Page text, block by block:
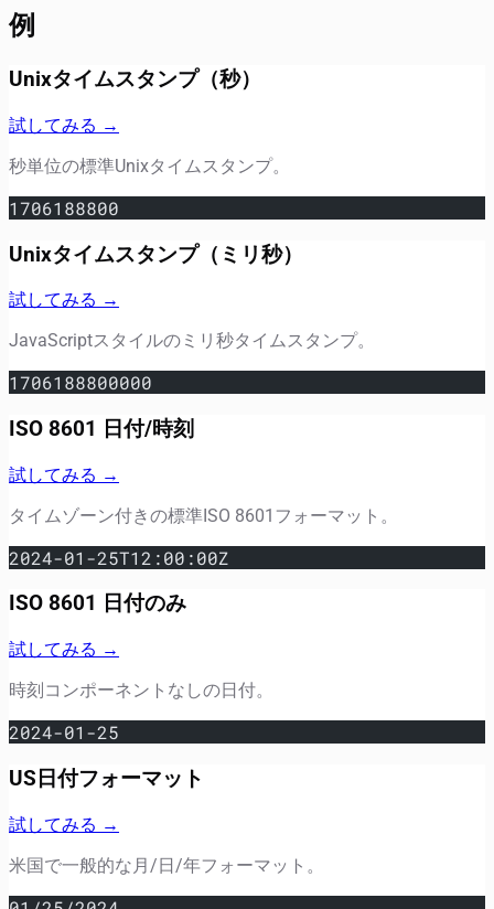
例
Unixタイムスタンプ（秒）
試してみる →
秒単位の標準Unixタイムスタンプ。
1706188800
Unixタイムスタンプ（ミリ秒）
試してみる →
JavaScriptスタイルのミリ秒タイムスタンプ。
1706188800000
ISO 8601 日付/時刻
試してみる →
タイムゾーン付きの標準ISO 8601フォーマット。
2024-01-25T12:00:00Z
ISO 8601 日付のみ
試してみる →
時刻コンポーネントなしの日付。
2024-01-25
US日付フォーマット
試してみる →
米国で一般的な月/日/年フォーマット。